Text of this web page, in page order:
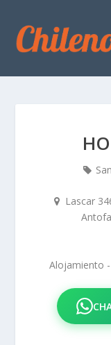
Lascar
Alojamiento